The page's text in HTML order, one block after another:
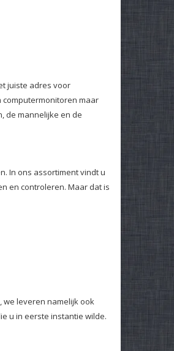
juiste adres voor
computermonitoren maar
de mannelijke en de
In ons assortiment vindt u
en controleren. Maar dat is
we leveren namelijk ook
u in eerste instantie wilde.